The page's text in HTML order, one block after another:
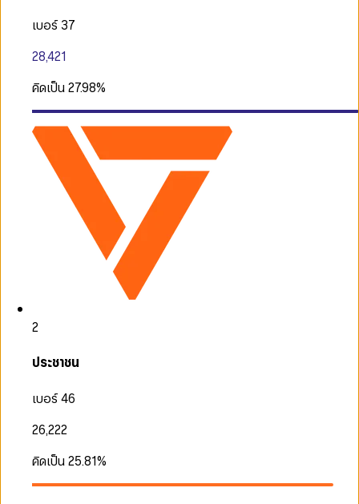
เบอร์ 37
28,421
คิดเป็น27.98%
2
ประชาชน
เบอร์ 46
26,222
คิดเป็น25.81%